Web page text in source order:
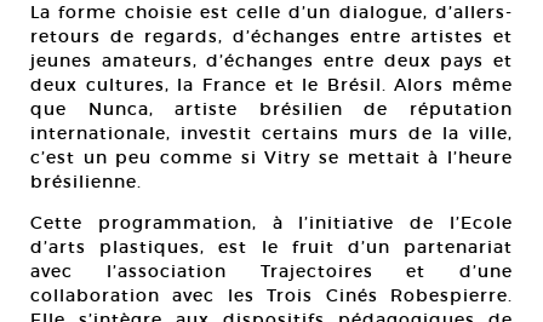
La forme choisie est celle d’un dialogue, d’allers-
retours de regards, d’échanges entre artistes et
jeunes amateurs, d’échanges entre deux pays et
deux cultures, la France et le Brésil. Alors même
que Nunca, artiste brésilien de réputation
internationale, investit certains murs de la ville,
c’est un peu comme si Vitry se mettait à l’heure
brésilienne.
Cette programmation, à l’initiative de l’Ecole
d’arts plastiques, est le fruit d’un partenariat
avec l’association Trajectoires et d’une
collaboration avec les Trois Cinés Robespierre.